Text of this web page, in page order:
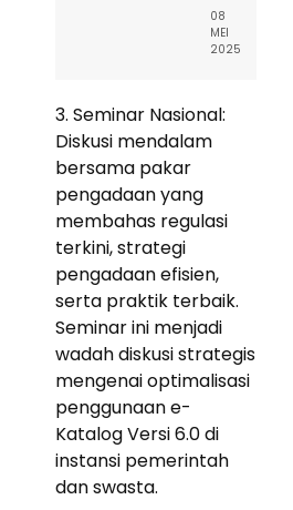
08
MEI
2025
3. Seminar Nasional:
Diskusi mendalam
bersama pakar
pengadaan yang
membahas regulasi
terkini, strategi
pengadaan efisien,
serta praktik terbaik.
Seminar ini menjadi
wadah diskusi strategis
mengenai optimalisasi
penggunaan e-
Katalog Versi 6.0 di
instansi pemerintah
dan swasta.